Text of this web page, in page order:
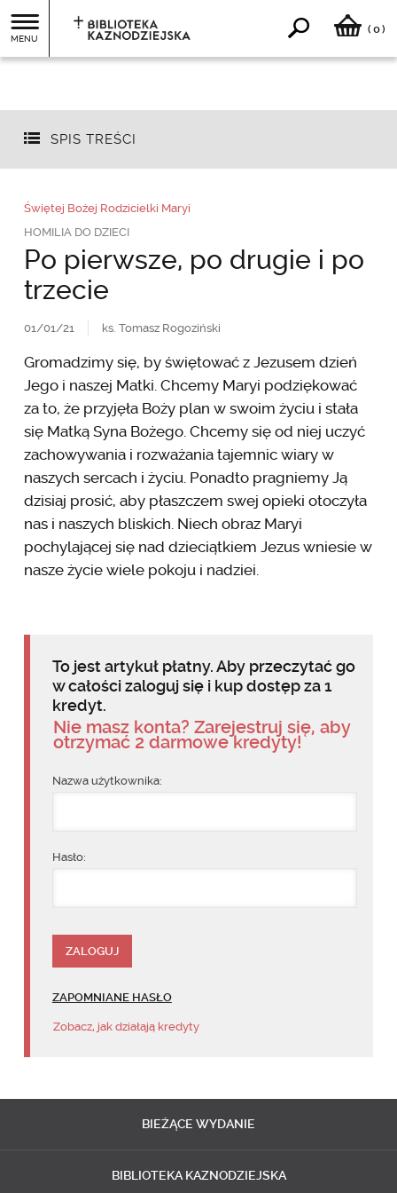
MENU
( 0)
SPIS TREŚCI
Świętej Bożej Rodzicielki Maryi
HOMILIA DO DZIECI
Po pierwsze, po drugie i po
trzecie
01/01/21 ks. Tomasz Rogoziński
Gromadzimy się, by świętować z Jezusem dzień
Jego i naszej Matki. Chcemy Maryi podziękować
za to, że przyjęła Boży plan w swoim życiu i stała
się Matką Syna Bożego. Chcemy się od niej uczyć
zachowywania i rozważania tajemnic wiary w
naszych sercach i życiu. Ponadto pragniemy Ją
dzisiaj prosić, aby płaszczem swej opieki otoczyła
nas i naszych bliskich. Niech obraz Maryi
pochylającej się nad dzieciątkiem Jezus wniesie w
nasze życie wiele pokoju i nadziei.
To jest artykuł płatny. Aby przeczytać go
w całości zaloguj się i kup dostęp za 1
kredyt.
Nie masz konta? Zarejestruj się, aby
otrzymać 2 darmowe kredyty!
Nazwa użytkownika:
Hasło:
ZAPOMNIANE HASŁO
Zobacz, jak działają kredyty
BIEŻĄCE WYDANIE
BIBLIOTEKA KAZNODZIEJSKA